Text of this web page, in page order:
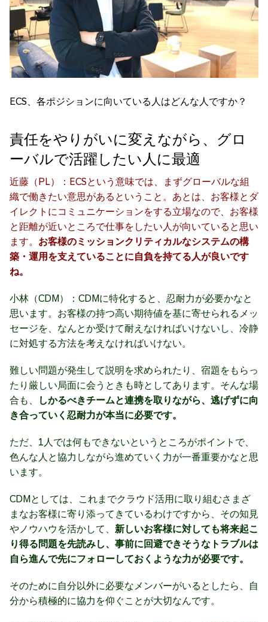
ECS、各ポジションに向いている人はどんな人ですか？
責任をやりがいに変えながら、グロ
ーバルで活躍したい人に最適
近藤（PL）：ECSという意味では、まずグローバルな組
織で働きたい意思があるということ。あとは、お客様とダ
イレクトにコミュニケーションをする立場なので、お客様
と距離が近いところで仕事をしたい人が向いていると思い
ます。 お客様のミッションクリティカルなシステムの構
築・運用を支えていることに自負を持てる人が良いです
ね。
小林（CDM）：CDMに特化すると、忍耐力が必要かなと
思います。お客様の持つ高い期待値を基に寄せられるメッ
セージを、なんとか受けて耐えなければいけないし、冷静
に対処する方法を考えなければいけない。
難しい問題が発生して説明を求められたり、宿題をもらっ
たり厳しい局面に会うときも時としてあります。そんな場
合も、
しかるべきチームと連携を取りながら、逃げずに向
き合っていく忍耐力が本当に必要です。
ただ、1人では何もできないというところがポイントで、
色んな人と協力しながら進めていく力が一番重要かなと思
います。
CDMとしては、これまでクラウド活用に取り組むさまざ
まなお客様に寄り添ってきているわけですから、その知見
やノウハウを活かして、 新しいお客様に対しても将来起こ
り得る問題を先読みし、事前に回避できそうなトラブルは
自ら進んで先にフォローしておくような力が必要です。
そのために自分以外に必要なメンバーがいるとしたら、自
分から積極的に協力を仰ぐことが大切なんです。